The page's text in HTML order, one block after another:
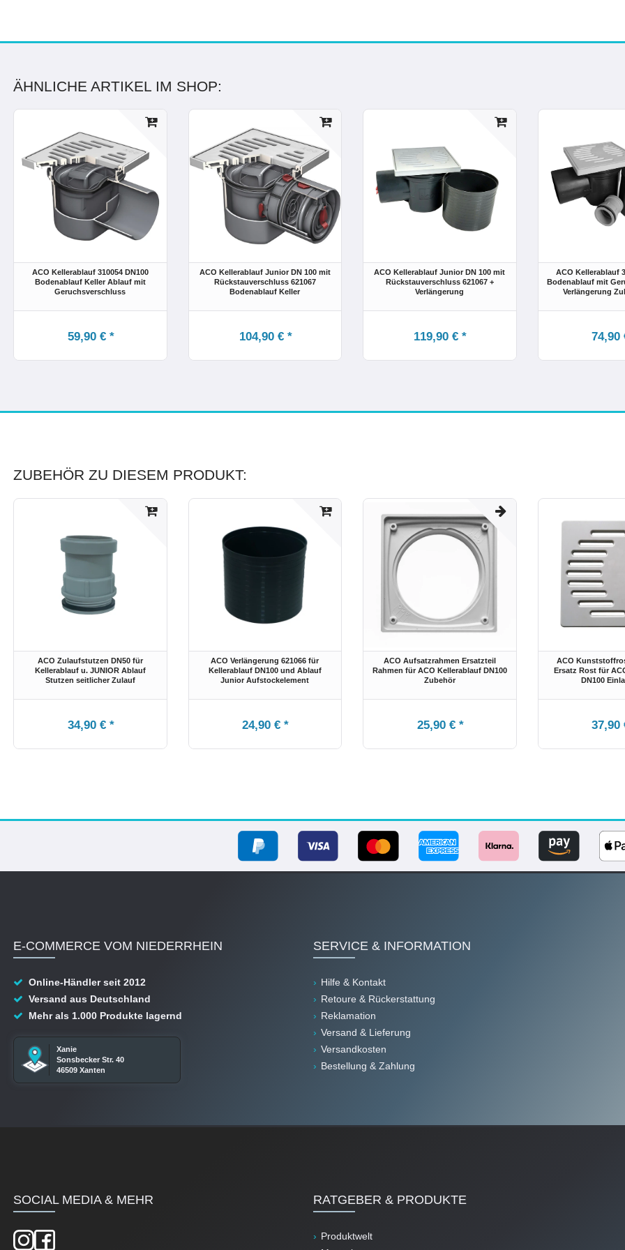
ÄHNLICHE ARTIKEL IM SHOP:
ACO Kellerablauf 310054 DN100
Bodenablauf Keller Ablauf mit
Geruchsverschluss
59,90 € *
ACO Kellerablauf Junior DN 100 mit
Rückstauverschluss 621067
Bodenablauf Keller
104,90 € *
ACO Kellerablauf Junior DN 100 mit
Rückstauverschluss 621067 +
Verlängerung
119,90 € *
ACO Kellerablauf
Bodenablauf mit
Verlängerung
74,90
ZUBEHÖR ZU DIESEM PRODUKT:
ACO Zulaufstutzen DN50 für
Kellerablauf u. JUNIOR Ablauf
Stutzen seitlicher Zulauf
34,90 € *
ACO Verlängerung 621066 für
Kellerablauf DN100 und Ablauf
Junior Aufstockelement
24,90 € *
ACO Aufsatzrahmen Ersatzteil
Rahmen für ACO Kellerablauf DN100
Zubehör
25,90 € *
ACO
Ersatz Rost für
DN100
37,90
E-COMMERCE VOM NIEDERRHEIN
Online-Händler seit 2012
Versand aus Deutschland
Mehr als 1.000 Produkte lagernd
Xanie
Sonsbecker Str. 40
46509 Xanten
SERVICE & INFORMATION
Hilfe & Kontakt
Retoure & Rückerstattung
Reklamation
Versand & Lieferung
Versandkosten
Bestellung & Zahlung
SOCIAL MEDIA & MEHR RATGEBER & PRODUKTE
Produktwelt